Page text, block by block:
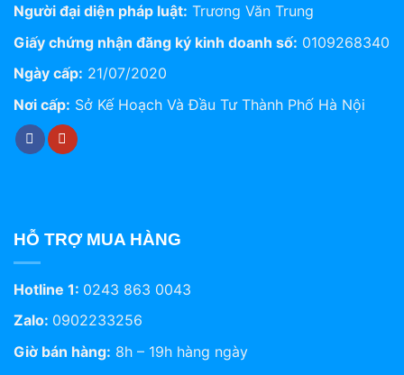
Người đại diện pháp luật: Trương Văn Trung
Giấy chứng nhận đăng ký kinh doanh số: 0109268340
Ngày cấp: 21/07/2020
Nơi cấp: Sở Kế Hoạch Và Đầu Tư Thành Phố Hà Nội
HỖ TRỢ MUA HÀNG
Hotline 1: 0243 863 0043
Zalo: 0902233256
Giờ bán hàng: 8h – 19h hàng ngày